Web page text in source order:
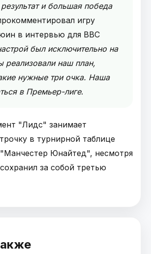
и большая победа
игру
в интервью для BBC
был исключительно на
реализовали наш план,
нужные три очка. Наша
в Премьер-лиге.
"Лидс" занимает
в турнирной таблице
Юнайтед", несмотря
за собой третью